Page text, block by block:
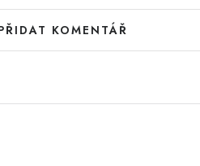
KOMENTÁŘ